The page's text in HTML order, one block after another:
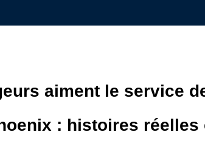
aiment le service
: histoires réelles